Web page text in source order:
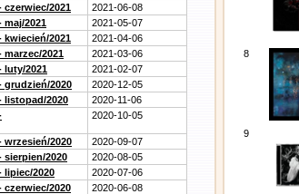
2021
2021-06-08
2021
2021-05-07
2021
2021-04-06
2021
2021-03-06
luty/2021
2021-02-07
2020
2020-12-05
listopad/2020
2020-11-06
2020-10-05
2020
2020-09-07
2020
2020-08-05
2020
2020-07-06
2020
2020-06-08
8
9